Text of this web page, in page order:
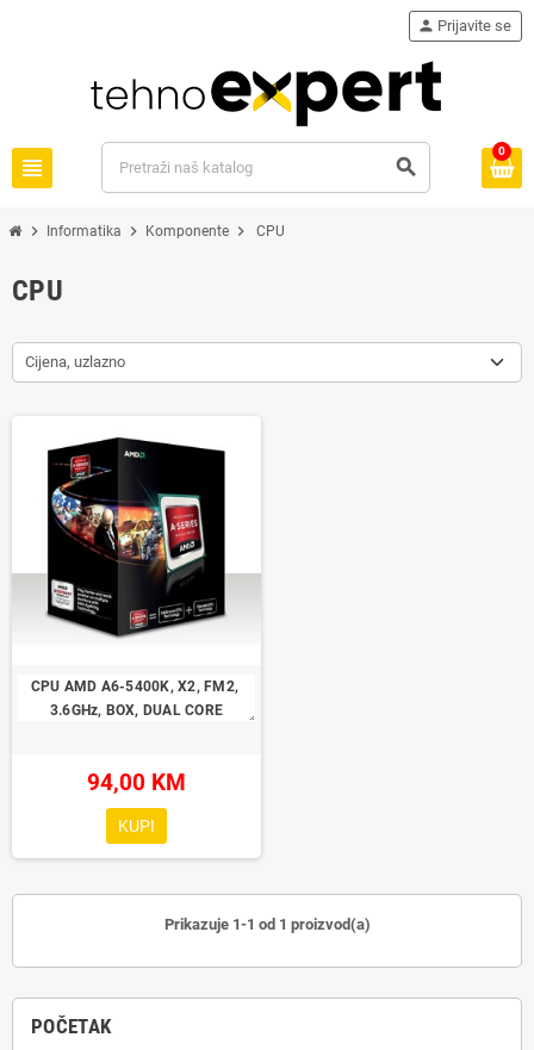
view_headline search
0
person Prijavite se
chevron_right Informatika chevron_right Komponente chevron_right CPU
POČETAK
CPU
Cijena, uzlazno
CPU AMD A6-5400K, X2, FM2,
3.6GHz, BOX, DUAL CORE
94,00 KM
KUPI
Prikazuje 1-1 od 1 proizvod(a)